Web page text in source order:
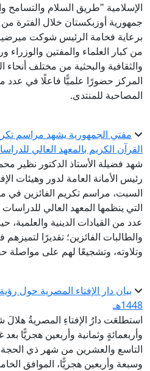
الإسلامية "طريق السلام والتسامح
برعاية فخامة الرئيس شوكت
من كبار العلماء والمفتين والوزراء
والثقافية والبحثية من مختلف
المركز حضورًا علميًّا فاعلًا في عدد
المصاحبة للمنتدى.
مفتي الجمهورية يشهد مراسم
القرآن الكريم بالمعهد العالي
شهد فضيلة الأستاذ الدكتور نظير
رئيس الأمانة العامة لدور وهيئات
السبت، مراسم تكريم الفائزين في
التي ينظمها المعهد العالي
عدد من القيادات الدينية
والطالبات الفائزين؛ تقديرًا
وتلاوته، وتشجيعًا لهم على مواصلة
بيان دار الإفتاء المصرية حول
1448هـ
استطلعَت دارُ الإفتاءِ المصريةُ
وأربعمائةٍ وثمانية وأربعين هجريًّا
التاسع والعشرين من شهر ذي الحجة
وسبعة وأربعين هجريًّا، الموافق